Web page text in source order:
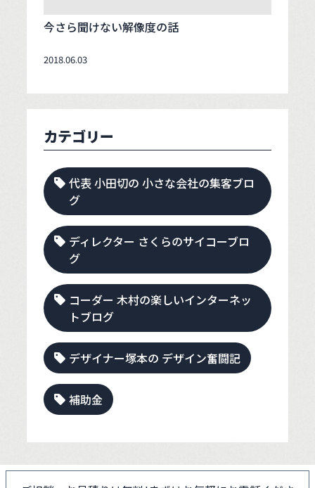
今さら聞けない解像度の話
2018.06.03
カテゴリー
代表 小田切の 小さな会社の集客ブロ
グ
ディレクター さくらのサイコーブロ
グ
コーダー 木村の楽しいインターネッ
トブログ
デザイナー塚本の デザイン奮闘記
補助金